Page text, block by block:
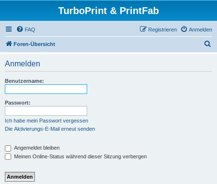
TurboPrint & PrintFab
FAQ Anmelden
Registrieren
Foren-Übersicht
Anmelden
Benutzername:
Passwort:
Ich habe mein Passwort vergessen
Die Aktivierungs-E-Mail erneut senden
Angemeldet bleiben
Meinen Online-Status während dieser Sitzung verbergen